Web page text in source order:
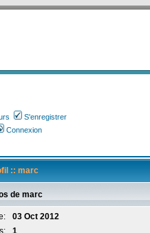
S'enregistrer
Connexion
:: marc
de marc
03 Oct 2012
1